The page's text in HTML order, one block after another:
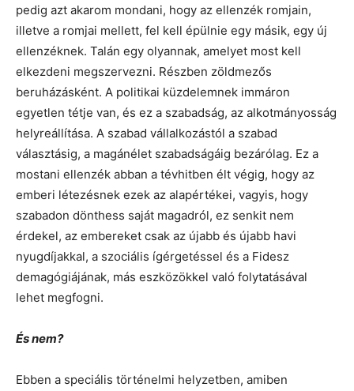
pedig azt akarom mondani, hogy az ellenzék romjain,
illetve a romjai mellett, fel kell épülnie egy másik, egy új
ellenzéknek. Talán egy olyannak, amelyet most kell
elkezdeni megszervezni. Részben zöldmezős
beruházásként. A politikai küzdelemnek immáron
egyetlen tétje van, és ez a szabadság, az alkotmányosság
helyreállítása. A szabad vállalkozástól a szabad
választásig, a magánélet szabadságáig bezárólag. Ez a
mostani ellenzék abban a tévhitben élt végig, hogy az
emberi létezésnek ezek az alapértékei, vagyis, hogy
szabadon dönthess saját magadról, ez senkit nem
érdekel, az embereket csak az újabb és újabb havi
nyugdíjakkal, a szociális ígérgetéssel és a Fidesz
demagógiájának, más eszközökkel való folytatásával
lehet megfogni.
És nem?
Ebben a speciális történelmi helyzetben, amiben